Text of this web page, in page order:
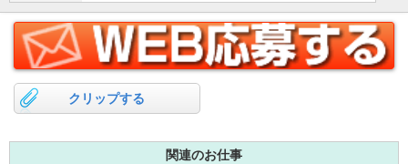
クリップする
関連のお仕事